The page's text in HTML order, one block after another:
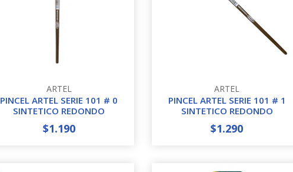
ARTEL
PINCEL ARTEL SERIE 101 # 0
SINTETICO REDONDO
+
$1.190
ARTEL
PINCEL ARTEL SERIE 101 # 1
SINTETICO REDONDO
+
$1.290